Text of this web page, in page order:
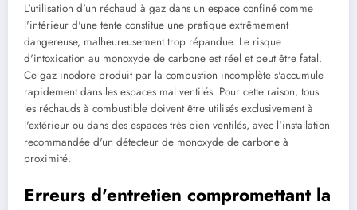
L'utilisation d'un réchaud à gaz dans un espace confiné comme
l'intérieur d'une tente constitue une pratique extrêmement
dangereuse, malheureusement trop répandue. Le risque
d'intoxication au monoxyde de carbone est réel et peut être fatal.
Ce gaz inodore produit par la combustion incomplète s'accumule
rapidement dans les espaces mal ventilés. Pour cette raison, tous
les réchauds à combustible doivent être utilisés exclusivement à
l'extérieur ou dans des espaces très bien ventilés, avec l'installation
recommandée d'un détecteur de monoxyde de carbone à
proximité.
Erreurs d'entretien compromettant la